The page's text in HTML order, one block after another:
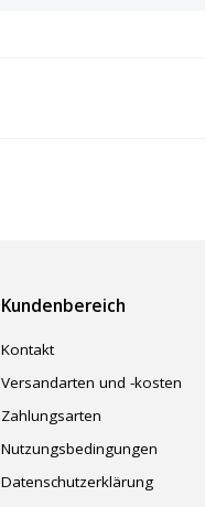
Kundenbereich
Kontakt
Versandarten und -kosten
Zahlungsarten
Nutzungsbedingungen
Datenschutzerklärung